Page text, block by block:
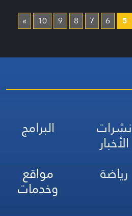
5
6
7
8
9
10
»
نشرات
الأخبار
البرامج
رياضة مواقع
وخدمات